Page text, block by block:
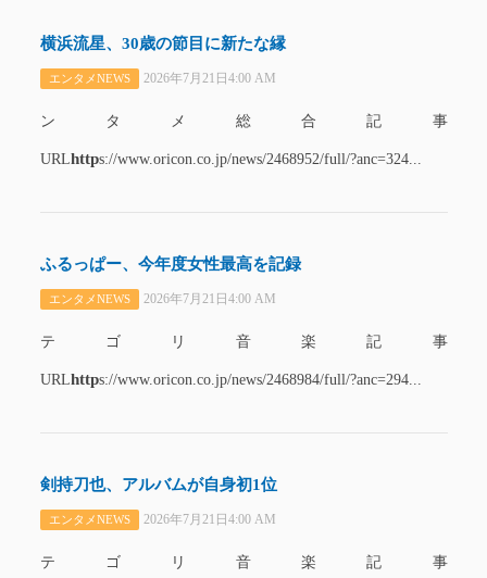
横浜流星、30歳の節目に新たな縁
エンタメNEWS 2026年7月21日4:00 AM
ンタメ総合記事
URLhttps://www.oricon.co.jp/news/2468952/full/?anc=324...
ふるっぱー、今年度女性最高を記録
エンタメNEWS 2026年7月21日4:00 AM
テゴリ音楽記事
URLhttps://www.oricon.co.jp/news/2468984/full/?anc=294...
剣持刀也、アルバムが自身初1位
エンタメNEWS 2026年7月21日4:00 AM
テゴリ音楽記事